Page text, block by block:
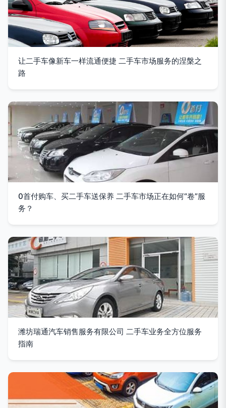
让二手车像新车一样流通便捷 二手车市场服务的涅槃之
路
0首付购车、买二手车送保养 二手车市场正在如何“卷”服
务？
潍坊瑞通汽车销售服务有限公司 二手车业务全方位服务
指南